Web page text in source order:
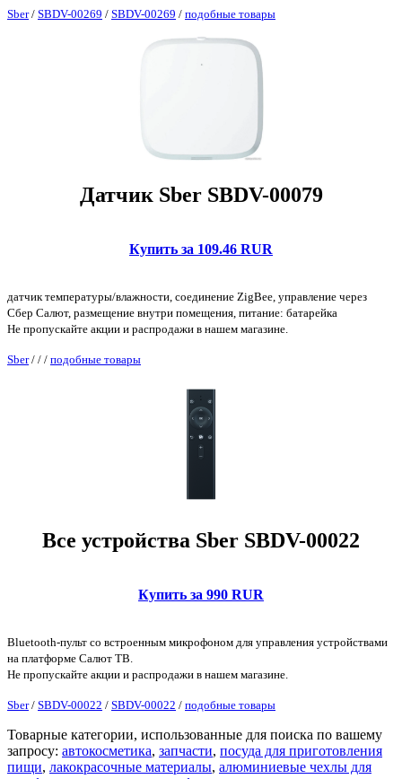
Sber/ SBDV-00269 / SBDV-00269 / подобные товары
Датчик Sber SBDV-00079
Купить за 109.46 RUR
датчик температуры/влажности, соединение ZigBee, управление через
Сбер Салют, размещение внутри помещения, питание: батарейка
Не пропускайте акции и распродажи в нашем магазине.
Sber/ / / подобные товары
Все устройства Sber SBDV-00022
Купить за 990 RUR
Bluetooth-пульт со встроенным микрофоном для управления устройствами
на платформе Салют ТВ.
Не пропускайте акции и распродажи в нашем магазине.
Sber/ SBDV-00022 / SBDV-00022 / подобные товары
Товарные категории, использованные для поиска по вашему
запросу: автокосметика, запчасти, посуда для приготовления
пищи, лакокрасочные материалы, алюминиевые чехлы для